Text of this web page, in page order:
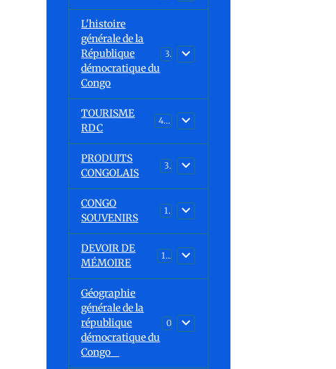
L'histoire
générale de la
République
démocratique du
Congo
30
TOURISME
RDC
43
PRODUITS
CONGOLAIS
3
CONGO
SOUVENIRS
1
DEVOIR DE
MÉMOIRE
13
Géographie
générale de la
république
démocratique du
Congo